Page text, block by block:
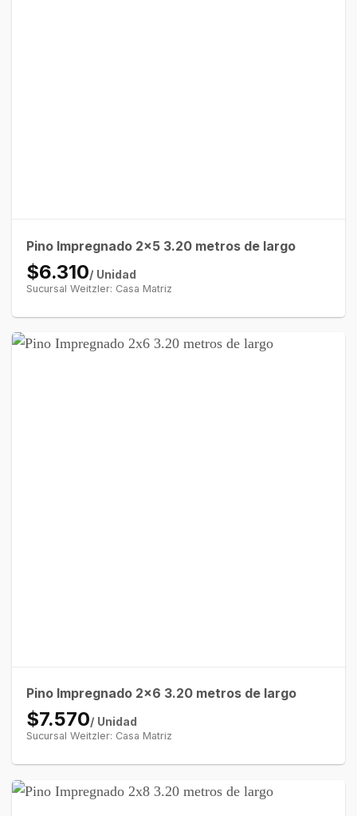
Pino Impregnado 2×5 3.20 metros de largo
$6.310/ Unidad
Sucursal Weitzler: Casa Matriz
Pino Impregnado 2×6 3.20 metros de largo
$7.570/ Unidad
Sucursal Weitzler: Casa Matriz